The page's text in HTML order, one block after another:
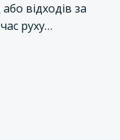
відходів за
руху…